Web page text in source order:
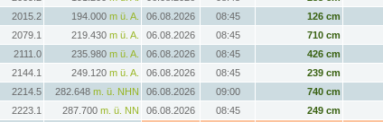
2015.2 194.000 m ü. A. 06.08.2026 08:45 126 cm
2079.1 219.430 m ü. A. 06.08.2026 08:45 710 cm
2111.0 235.980 m ü. A. 06.08.2026 08:45 426 cm
2144.1 249.120 m ü. A. 06.08.2026 08:45 239 cm
2214.5 282.648 m. ü. NHN 06.08.2026 09:00 740 cm
2223.1 287.700 m. ü. NN 06.08.2026 08:45 249 cm